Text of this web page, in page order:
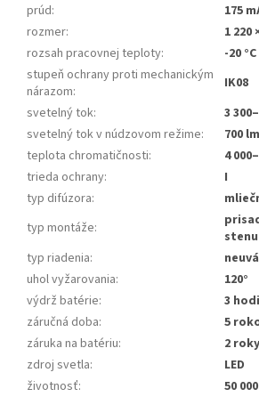
prúd:
175
rozmer:
1 220
rozsah pracovnej teploty:
-20
stupeň ochrany proti mechanickým
nárazom:
IK08
svetelný tok:
3
svetelný tok v núdzovom režime:
700 lm
teplota chromatičnosti:
4
trieda ochrany:
I
typ difúzora:
typ montáže:
stenu
typ riadenia:
uhol vyžarovania:
120°
výdrž batérie:
3
záručná doba:
5
záruka na batériu:
2 roky
zdroj svetla:
LED
životnosť: 50